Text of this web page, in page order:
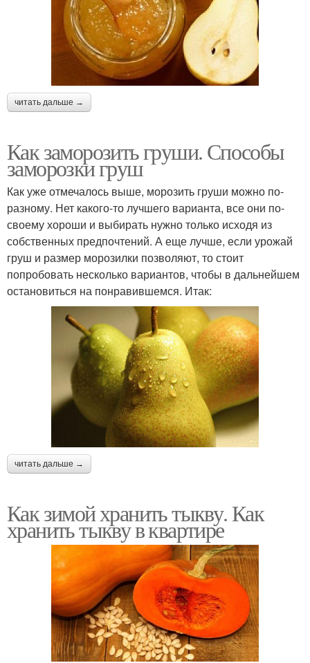
читать дальше →
Как заморозить груши. Способы
заморозки груш
Как уже отмечалось выше, морозить груши можно по-
разному. Нет какого-то лучшего варианта, все они по-
своему хороши и выбирать нужно только исходя из
собственных предпочтений. А еще лучше, если урожай
груш и размер морозилки позволяют, то стоит
попробовать несколько вариантов, чтобы в дальнейшем
остановиться на понравившемся. Итак:
читать дальше →
Как зимой хранить тыкву. Как
хранить тыкву в квартире